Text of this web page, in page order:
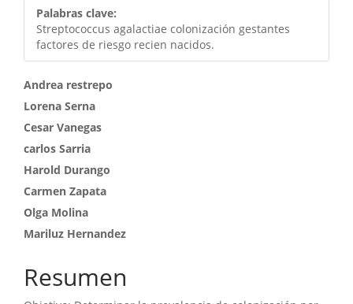
Palabras clave:
Streptococcus agalactiae colonización gestantes
factores de riesgo recien nacidos.
Contenido
principal
del
artículo
Andrea restrepo
Lorena Serna
Cesar Vanegas
carlos Sarria
Harold Durango
Carmen Zapata
Olga Molina
Mariluz Hernandez
Resumen